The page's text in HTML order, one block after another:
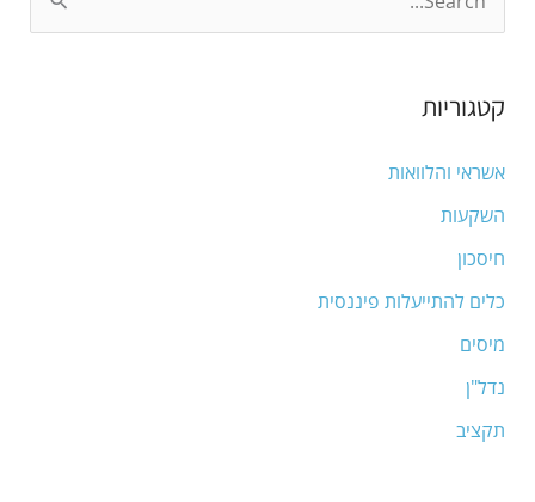
r
o
r
:
קטגוריות
אשראי והלוואות
השקעות
חיסכון
כלים להתייעלות פיננסית
מיסים
נדל"ן
תקציב